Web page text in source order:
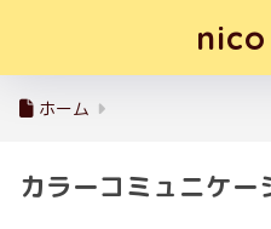
ホーム
カラーコミュニケ